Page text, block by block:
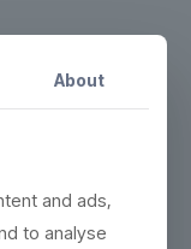
más grande.
About
and ads,
to analyse